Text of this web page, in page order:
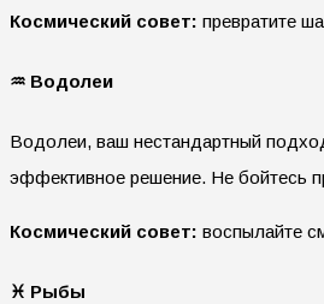
Космический совет: превратите
♒ Водолеи
Водолеи, ваш нестандартный
эффективное решение. Не бойтесь
Космический совет: воспылайте
♓ Рыбы